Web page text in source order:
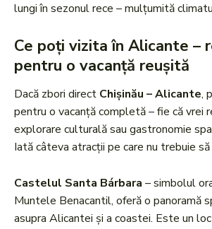
lungi în sezonul rece – mulțumită
Ce poți vizita în Alicante –
pentru o vacanță reușită
Dacă zbori direct Chișinău – Alicante,
pentru o vacanță completă – fie că vrei
explorare culturală sau gastronomie
Iată câteva atracții pe care nu trebuie
Castelul Santa Bárbara – simbolul
Muntele Benacantil, oferă o panoramă
asupra Alicantei și a coastei. Este un